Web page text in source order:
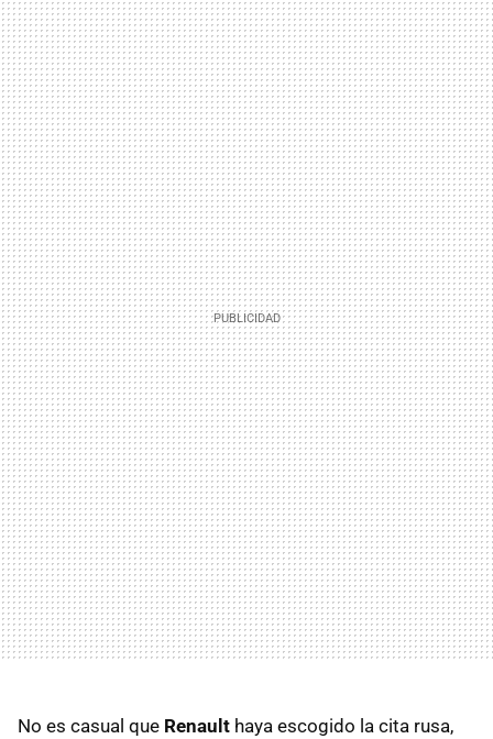
No es casual que Renault haya escogido la cita rusa,